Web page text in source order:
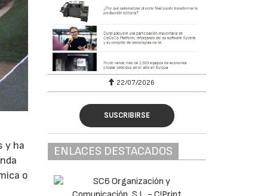
y ha
o
22/07/2026
SUSCRIBIRSE
ENLACES DESTACADOS